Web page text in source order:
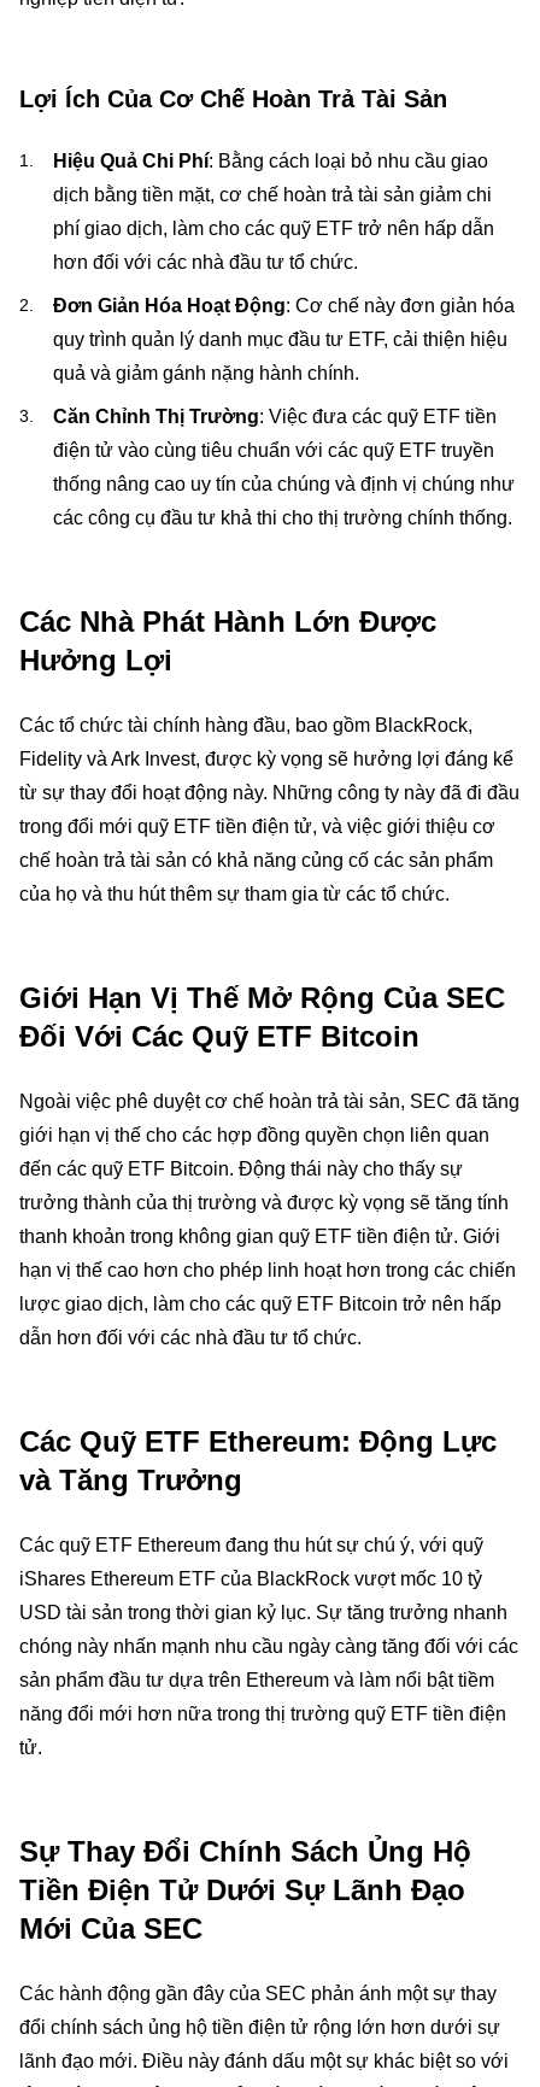
Lợi Ích Của Cơ Chế Hoàn Trả Tài Sản
Hiệu Quả Chi Phí: Bằng cách loại bỏ nhu cầu giao
dịch bằng tiền mặt, cơ chế hoàn trả tài sản giảm chi
phí giao dịch, làm cho các quỹ ETF trở nên hấp dẫn
hơn đối với các nhà đầu tư tổ chức.
Đơn Giản Hóa Hoạt Động: Cơ chế này đơn giản hóa
quy trình quản lý danh mục đầu tư ETF, cải thiện hiệu
quả và giảm gánh nặng hành chính.
Căn Chỉnh Thị Trường: Việc đưa các quỹ ETF tiền
điện tử vào cùng tiêu chuẩn với các quỹ ETF truyền
thống nâng cao uy tín của chúng và định vị chúng như
các công cụ đầu tư khả thi cho thị trường chính thống.
Các Nhà Phát Hành Lớn Được
Hưởng Lợi
Các tổ chức tài chính hàng đầu, bao gồm BlackRock,
Fidelity và Ark Invest, được kỳ vọng sẽ hưởng lợi đáng kể
từ sự thay đổi hoạt động này. Những công ty này đã đi đầu
trong đổi mới quỹ ETF tiền điện tử, và việc giới thiệu cơ
chế hoàn trả tài sản có khả năng củng cố các sản phẩm
của họ và thu hút thêm sự tham gia từ các tổ chức.
Giới Hạn Vị Thế Mở Rộng Của SEC
Đối Với Các Quỹ ETF Bitcoin
Ngoài việc phê duyệt cơ chế hoàn trả tài sản, SEC đã tăng
giới hạn vị thế cho các hợp đồng quyền chọn liên quan
đến các quỹ ETF Bitcoin. Động thái này cho thấy sự
trưởng thành của thị trường và được kỳ vọng sẽ tăng tính
thanh khoản trong không gian quỹ ETF tiền điện tử. Giới
hạn vị thế cao hơn cho phép linh hoạt hơn trong các chiến
lược giao dịch, làm cho các quỹ ETF Bitcoin trở nên hấp
dẫn hơn đối với các nhà đầu tư tổ chức.
Các Quỹ ETF Ethereum: Động Lực
và Tăng Trưởng
Các quỹ ETF Ethereum đang thu hút sự chú ý, với quỹ
iShares Ethereum ETF của BlackRock vượt mốc 10 tỷ
USD tài sản trong thời gian kỷ lục. Sự tăng trưởng nhanh
chóng này nhấn mạnh nhu cầu ngày càng tăng đối với các
sản phẩm đầu tư dựa trên Ethereum và làm nổi bật tiềm
năng đổi mới hơn nữa trong thị trường quỹ ETF tiền điện
tử.
Sự Thay Đổi Chính Sách Ủng Hộ
Tiền Điện Tử Dưới Sự Lãnh Đạo
Mới Của SEC
Các hành động gần đây của SEC phản ánh một sự thay
đổi chính sách ủng hộ tiền điện tử rộng lớn hơn dưới sự
lãnh đạo mới. Điều này đánh dấu một sự khác biệt so với